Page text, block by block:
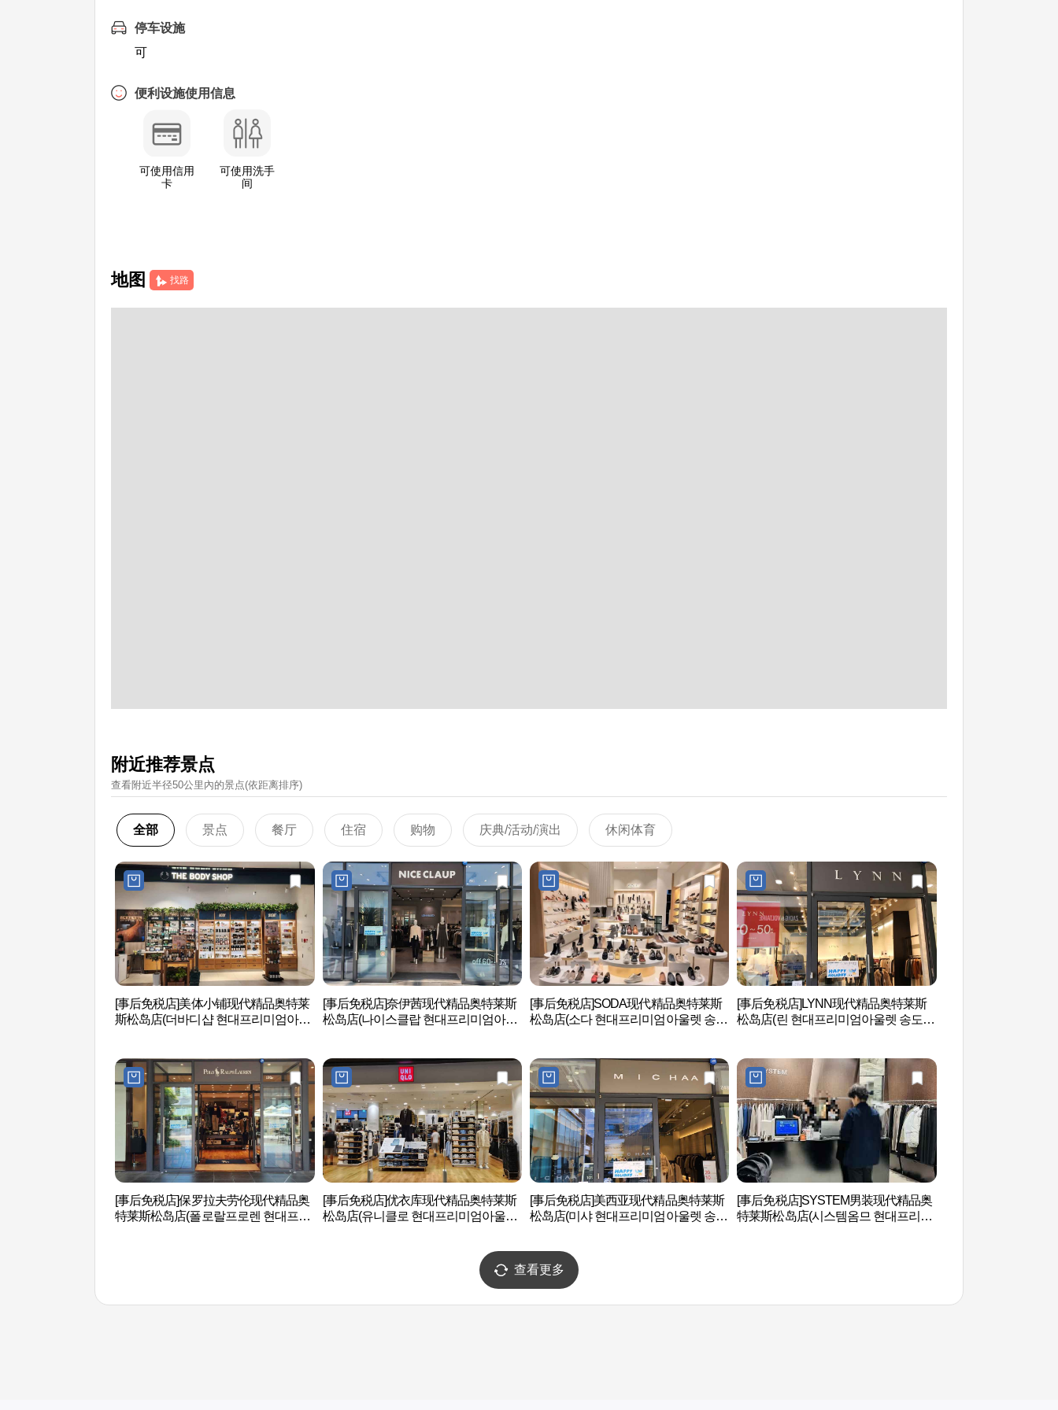
停车设施
可
便利设施使用信息
可使用信用
卡
可使用洗手
间
地图 找路
附近推荐景点
查看附近半径50公里內的景点(依距离排序)
全部 景点 餐厅 住宿 购物 庆典/活动/演出 休闲体育
[事后免税店]美体小铺现代精品奥特莱
斯松岛店(더바디샵 현대프리미엄아울
[事后免税店]奈伊茜现代精品奥特莱斯
松岛店(나이스클랍 현대프리미엄아울
[事后免税店]SODA现代精品奥特莱斯
松岛店(소다 현대프리미엄아울렛 송도
[事后免税店]LYNN现代精品奥特莱斯
松岛店(린 현대프리미엄아울렛 송도
[事后免税店]保罗拉夫劳伦现代精品奥
特莱斯松岛店(폴로랄프로렌 현대프리
[事后免税店]优衣库现代精品奥特莱斯
松岛店(유니클로 현대프리미엄아울렛
[事后免税店]美西亚现代精品奥特莱斯
松岛店(미샤 현대프리미엄아울렛 송도
[事后免税店]SYSTEM男装现代精品奥
特莱斯松岛店(시스템옴므 현대프리미
查看更多